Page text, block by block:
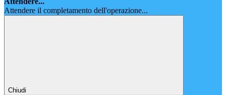
Attendere il completamento dell'operazione...
Chiudi